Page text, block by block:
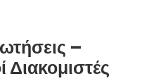
–
Διακομιστές